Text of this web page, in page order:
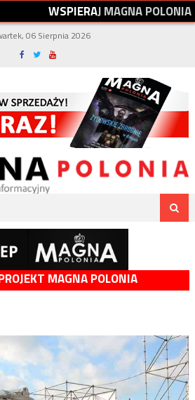
WSPIERAJMAGNAPOLONIA
06 Sierpnia 2026
MAGNA POLONIA